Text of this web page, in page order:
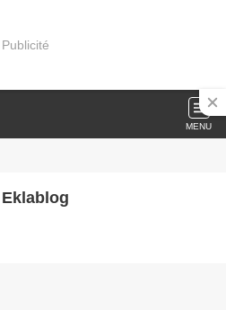
Publicité
MENU
Article publié depuis Eklablog